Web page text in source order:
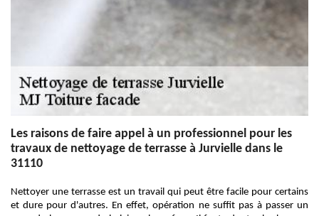
Les raisons de faire appel à un professionnel pour les
travaux de nettoyage de terrasse à Jurvielle dans le
31110
Nettoyer une terrasse est un travail qui peut être facile pour certains
et dure pour d'autres. En effet, opération ne suffit pas à passer un